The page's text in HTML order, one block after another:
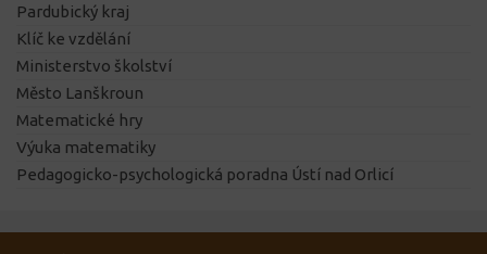
Pardubický kraj
Klíč ke vzdělání
Ministerstvo školství
Město Lanškroun
Matematické hry
Výuka matematiky
Pedagogicko-psychologická poradna Ústí nad Orlicí